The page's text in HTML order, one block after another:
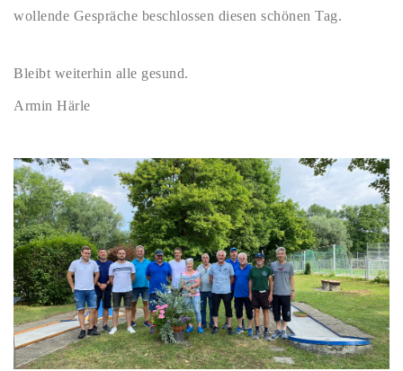
wollende Gespräche beschlossen diesen schönen Tag.
Bleibt weiterhin alle gesund.
Armin Härle